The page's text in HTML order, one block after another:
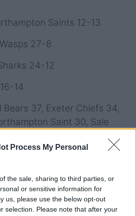
Process My Personal
the sale, sharing to third parties, or
or sensitive information for
us, please use the below opt-out
selection. Please note that after your
Saints 12-13
27-8
24-12
14
Bears 37, Exeter Chiefs 34,
Saint 30, Sale
Tigers 24, Bath 20,